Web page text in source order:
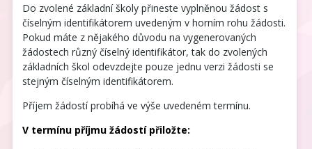
Do zvolené základní školy přineste vyplněnou žádost s
číselným identifikátorem uvedeným v horním rohu žádosti.
Pokud máte z nějakého důvodu na vygenerovaných
žádostech různý číselný identifikátor, tak do zvolených
základních škol odevzdejte pouze jednu verzi žádosti se
stejným číselným identifikátorem.
Příjem žádostí probíhá ve výše uvedeném termínu.
V termínu příjmu žádostí přiložte: